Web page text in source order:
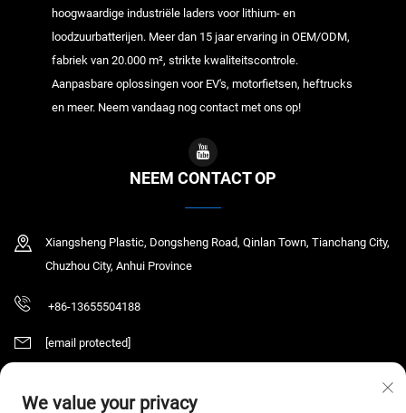
hoogwaardige industriële laders voor lithium- en
loodzuurbatterijen. Meer dan 15 jaar ervaring in OEM/ODM,
fabriek van 20.000 m², strikte kwaliteitscontrole.
Aanpasbare oplossingen voor EV's, motorfietsen, heftrucks
en meer. Neem vandaag nog contact met ons op!
NEEM CONTACT OP
Xiangsheng Plastic, Dongsheng Road, Qinlan Town, Tianchang City,
Chuzhou City, Anhui Province
+86-13655504188
[email protected]
We value your privacy